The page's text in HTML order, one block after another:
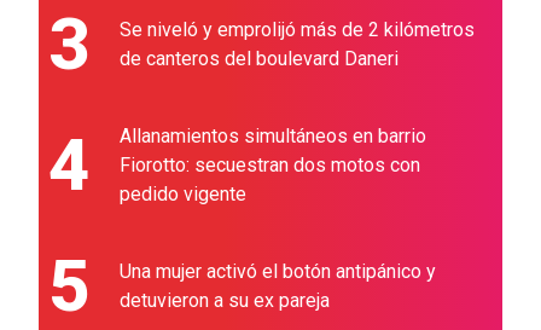
3
Se niveló y emprolijó más de 2 kilómetros
de canteros del boulevard Daneri
4
Allanamientos simultáneos en barrio
Fiorotto: secuestran dos motos con
pedido vigente
5
Una mujer activó el botón antipánico y
detuvieron a su ex pareja